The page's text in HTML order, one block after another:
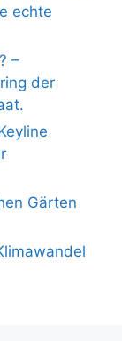
echte
–
der
Gärten